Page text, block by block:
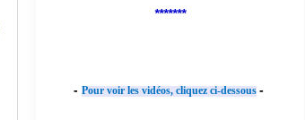
*******
- Pour voir les vidéos, cliquez ci-dessous -